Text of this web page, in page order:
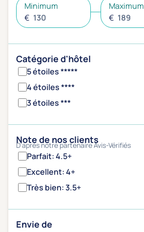
Minimum
€
Maximum
€
Catégorie d'hôtel
5 étoiles *****
4 étoiles ****
3 étoiles ***
Note de nos clients
D'après notre partenaire Avis-Vérifiés
Parfait: 4.5+
Excellent: 4+
Très bien: 3.5+
Envie de